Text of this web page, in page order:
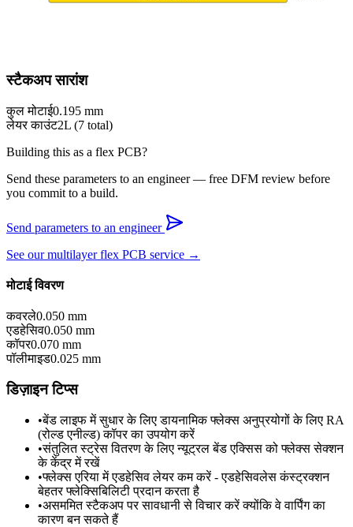
स्टैकअप सारांश
कुल मोटाई0.195 mm
लेयर काउंट2L (7 total)
Building this as a flex PCB?
Send these parameters to an engineer — free DFM review before
you commit to a build.
Send parameters to an engineer
See our multilayer flex PCB service →
मोटाई विवरण
कवरले0.050 mm
एडहेसिव0.050 mm
कॉपर0.070 mm
पॉलीमाइड0.025 mm
डिज़ाइन टिप्स
•बेंड लाइफ में सुधार के लिए डायनामिक फ्लेक्स अनुप्रयोगों के लिए RA
(रोल्ड एनील्ड) कॉपर का उपयोग करें
•संतुलित स्ट्रेस वितरण के लिए न्यूट्रल बेंड एक्सिस को फ्लेक्स सेक्शन
के केंद्र में रखें
•फ्लेक्स एरिया में एडहेसिव लेयर कम करें - एडहेसिवलेस कंस्ट्रक्शन
बेहतर फ्लेक्सिबिलिटी प्रदान करता है
•असममित स्टैकअप पर सावधानी से विचार करें क्योंकि वे वार्पिंग का
कारण बन सकते हैं